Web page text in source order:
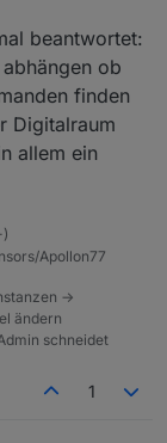
beantwortet:
ob
finden
Digitalraum
allem ein
Apollon77
->
ändern
schneidet
1